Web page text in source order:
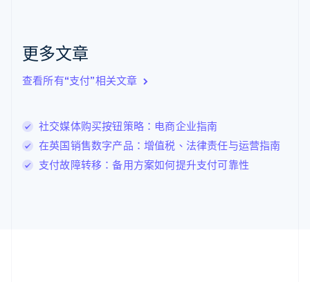
更多文章
查看所有“支付”相关文章
社交媒体购买按钮策略：电商企业指南
在英国销售数字产品：增值税、法律责任与运营指南
支付故障转移：备用方案如何提升支付可靠性
English
English
卢森堡
罗马尼亚
English